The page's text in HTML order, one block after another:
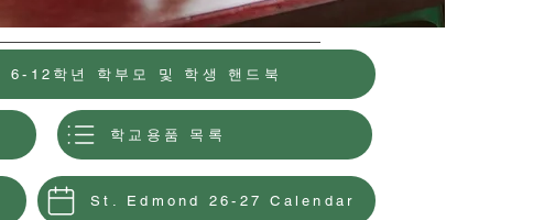
6-12학년 학부모 및 학생 핸드북
학교용품 목록
St. Edmond 26-27 Calendar